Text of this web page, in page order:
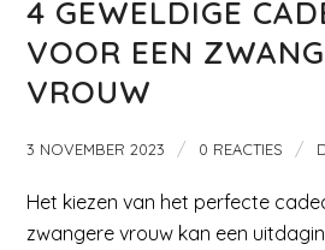
4 GEWELDIGE
VOOR EEN
VROUW
3 NOVEMBER 2023 / 0 REACTIES /
Het kiezen van het perfecte
zwangere vrouw kan een